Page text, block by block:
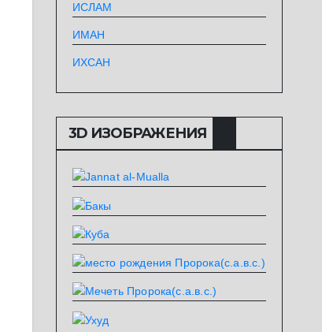
ИСЛАМ
ИМАН
ИХСАН
3D ИЗОБРАЖЕНИЯ